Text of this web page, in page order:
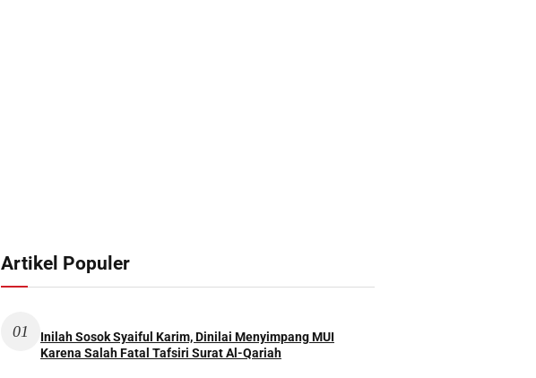
Artikel Populer
01
Inilah Sosok Syaiful Karim, Dinilai Menyimpang MUI
Karena Salah Fatal Tafsiri Surat Al-Qariah